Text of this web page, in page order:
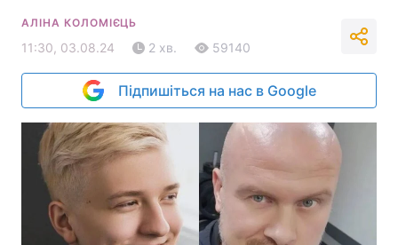
АЛІНА КОЛОМІЄЦЬ
11:30, 03.08.24 2 хв. 59140
Підпишіться на нас в Google